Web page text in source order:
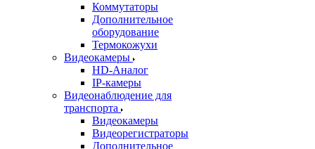
Коммутаторы
Дополнительное
оборудование
Термокожухи
Видеокамеры
HD-Аналог
IP-камеры
Видеонаблюдение для
транспорта
Видеокамеры
Видеорегистраторы
Дополнительное